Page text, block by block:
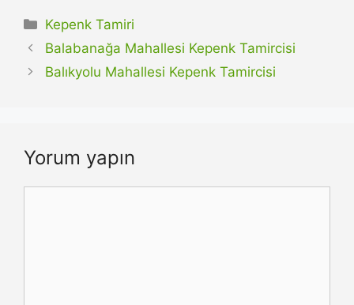
Kategoriler
Kepenk Tamiri
Balabanağa Mahallesi Kepenk Tamircisi
Balıkyolu Mahallesi Kepenk Tamircisi
Yorum yapın